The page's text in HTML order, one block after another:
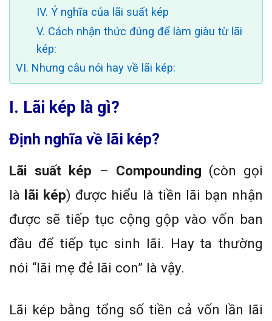
IV. Ý nghĩa của lãi suất kép
V. Cách nhận thức đúng để làm giàu từ lãi
kép:
VI. Nhưng câu nói hay về lãi kép:
I. Lãi kép là gì?
Định nghĩa về lãi kép?
Lãi suất kép – Compounding (còn gọi
là lãi kép) được hiểu là tiền lãi bạn nhận
được sẽ tiếp tục cộng gộp vào vốn ban
đầu để tiếp tục sinh lãi. Hay ta thường
nói “lãi mẹ đẻ lãi con” là vậy.
Lãi kép bằng tổng số tiền cả vốn lần lãi